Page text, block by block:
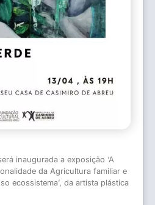
inaugurada a exposição ‘A
da Agricultura familiar e
ecossistema’, da artista plástica